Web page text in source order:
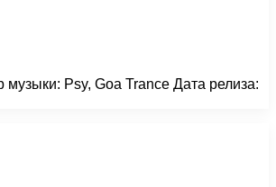
Psy, Goa Trance Дата релиза: